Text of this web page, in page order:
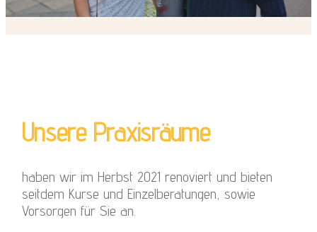
Unsere Praxisräume
haben wir im Herbst 2021 renoviert und bieten
seitdem Kurse und Einzelberatungen, sowie
Vorsorgen für Sie an.